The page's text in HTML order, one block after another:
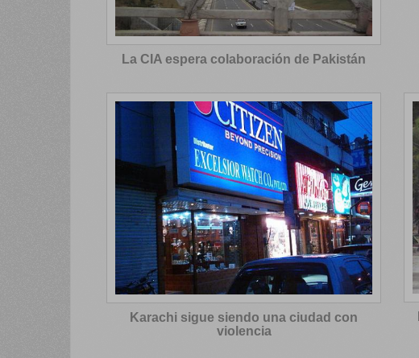
La CIA espera colaboración de Pakistán
Karachi sigue siendo una ciudad con
violencia